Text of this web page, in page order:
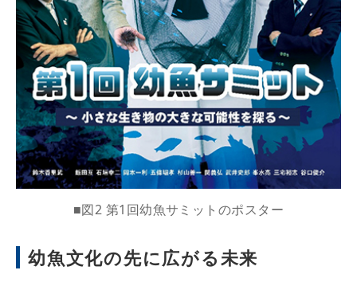
■図2 第1回幼魚サミットのポスター
幼魚文化の先に広がる未来